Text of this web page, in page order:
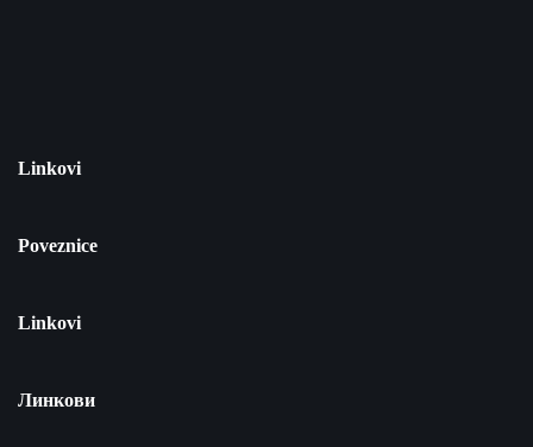
Linkovi
Poveznice
Linkovi
Линкови